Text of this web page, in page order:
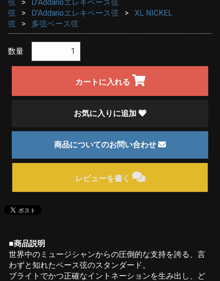
弦
D'Addarioエレキベース弦
弦
D'Addarioエレキベース弦
XL NICKEL
弦
多弦ベース弦
数量
カートに入れる
お気に入りに追加
商品についてのお問い合わせ
レビューを書く
■商品説明
世界中のミュージシャンからの圧倒的な支持を誇る、言
わずと知れたベース弦のスタンダード。
ブライトでかつ正確なイントネーションを生み出し、ど